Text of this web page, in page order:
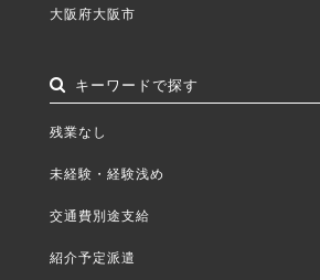
大阪府大阪市
キーワードで探す
残業なし
未経験・経験浅め
交通費別途支給
紹介予定派遣